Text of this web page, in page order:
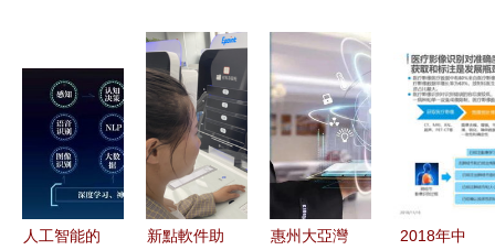
人工智能的
新點軟件助
惠州大亞灣
2018年中